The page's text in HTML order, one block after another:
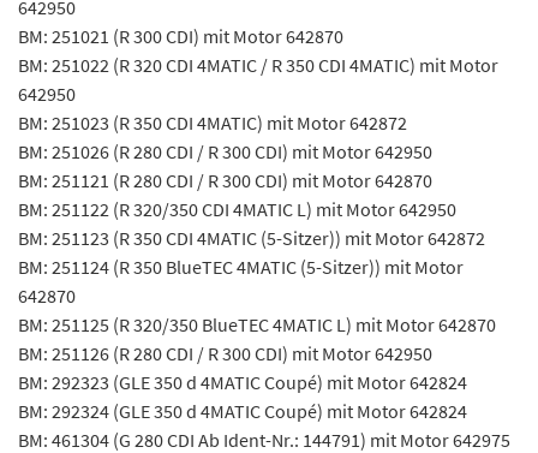
642950
BM: 251021 (R 300 CDI) mit Motor 642870
BM: 251022 (R 320 CDI 4MATIC / R 350 CDI 4MATIC) mit Motor
642950
BM: 251023 (R 350 CDI 4MATIC) mit Motor 642872
BM: 251026 (R 280 CDI / R 300 CDI) mit Motor 642950
BM: 251121 (R 280 CDI / R 300 CDI) mit Motor 642870
BM: 251122 (R 320/350 CDI 4MATIC L) mit Motor 642950
BM: 251123 (R 350 CDI 4MATIC (5-Sitzer)) mit Motor 642872
BM: 251124 (R 350 BlueTEC 4MATIC (5-Sitzer)) mit Motor
642870
BM: 251125 (R 320/350 BlueTEC 4MATIC L) mit Motor 642870
BM: 251126 (R 280 CDI / R 300 CDI) mit Motor 642950
BM: 292323 (GLE 350 d 4MATIC Coupé) mit Motor 642824
BM: 292324 (GLE 350 d 4MATIC Coupé) mit Motor 642824
BM: 461304 (G 280 CDI Ab Ident-Nr.: 144791) mit Motor 642975